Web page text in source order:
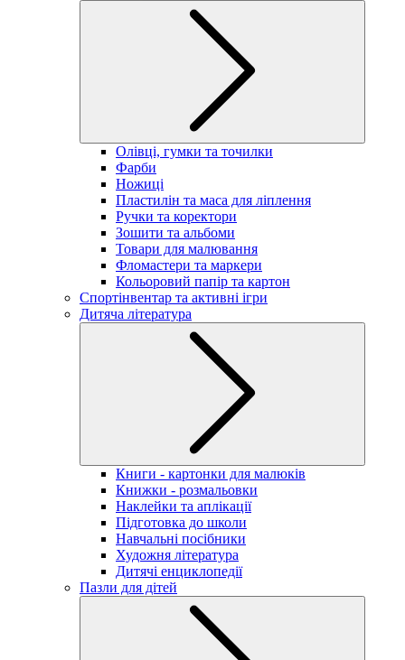
Олівці, гумки та точилки
Фарби
Ножиці
Пластилін та маса для ліплення
Ручки та коректори
Зошити та альбоми
Товари для малювання
Фломастери та маркери
Кольоровий папір та картон
Спортінвентар та активні ігри
Дитяча література
Книги - картонки для малюків
Книжки - розмальовки
Наклейки та аплікації
Підготовка до школи
Навчальні посібники
Художня література
Дитячі енциклопедії
Пазли для дітей